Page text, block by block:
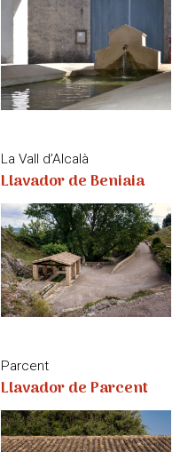
Parcent
Llavador de Parcent
Calp
Llavador de la Font de
Baix